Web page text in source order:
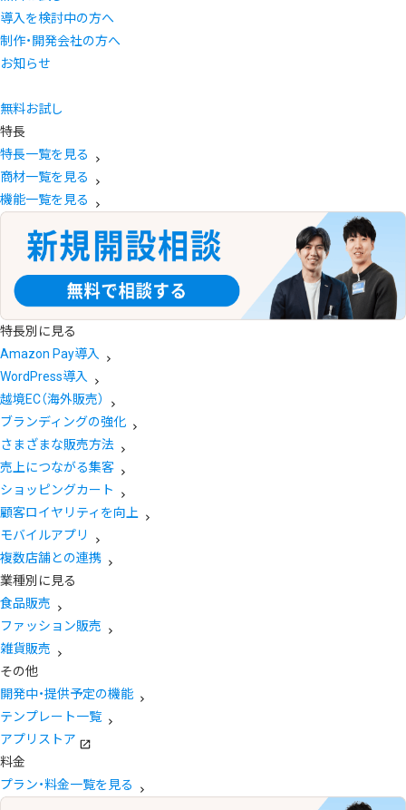
導入を検討中の方へ
制作・開発会社の方へ
お知らせ
無料お試し
特長
特長一覧を見る
商材一覧を見る
機能一覧を見る
特長別に見る
Amazon Pay導入
WordPress導入
越境EC（海外販売）
ブランディングの強化
さまざまな販売方法
売上につながる集客
ショッピングカート
顧客ロイヤリティを向上
モバイルアプリ
複数店舗との連携
業種別に見る
食品販売
ファッション販売
雑貨販売
その他
開発中・提供予定の機能
テンプレート一覧
アプリストア
料金
プラン・料金一覧を見る